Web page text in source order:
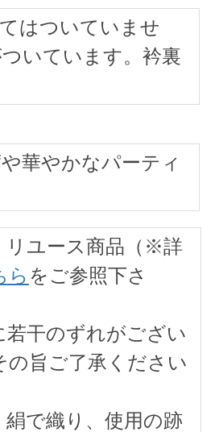
はついていませ
いています。衿裏
華やかなパーティ
ユース商品（※詳
ら をご参照下さ
若干のずれがござい
の旨ご了承ください
織り、使用の跡